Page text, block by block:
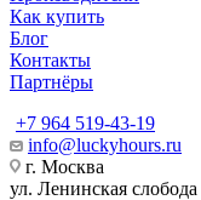
Как купить
Блог
Контакты
Партнёры
+7 964 519-43-19
info@luckyhours.ru
г. Москва
ул. Ленинская